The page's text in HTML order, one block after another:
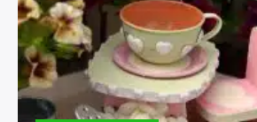
DEVIS